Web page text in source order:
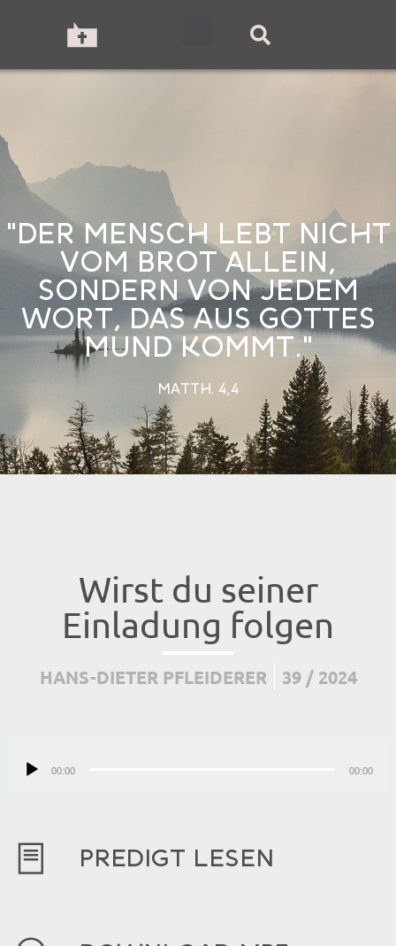
"DER MENSCH LEBT NICHT
VOM BROT ALLEIN,
SONDERN VON JEDEM
WORT, DAS AUS GOTTES
MUND KOMMT."
MATTH. 4,4
Wirst du seiner
Einladung folgen
HANS-DIETER PFLEIDERER 39 / 2024
00:00 00:00
PREDIGT LESEN